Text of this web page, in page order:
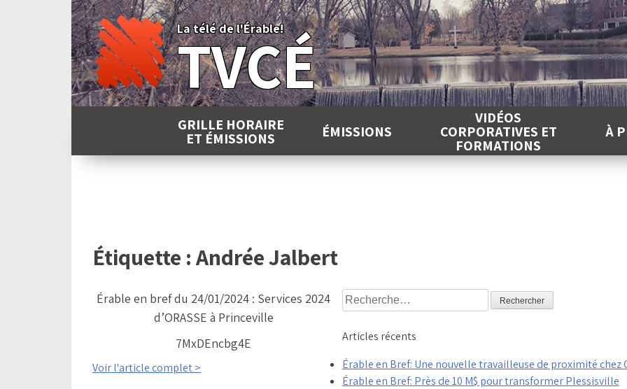
La télé de l'Érable!
TVCÉ
GRILLE HORAIRE
ET ÉMISSIONS ÉMISSIONS
VIDÉOS
CORPORATIVES ET
FORMATIONS
À
Étiquette :Andrée Jalbert
Érable en bref du 24/01/2024 : Services 2024
d’ORASSE à Princeville
7MxDEncbg4E
Voir l'article complet >
Rechercher :
Articles récents
Érable en Bref: Une nouvelle travailleuse de proximité chez
Érable en Bref: Près de 10 M$ pour transformer Plessisville